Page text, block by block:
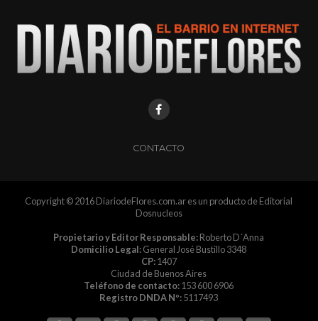
CONTACTO
Copyright © 2016 DiariodeFlores.com.ar es un producto de Editorial
Dosnucleos
Propietario y Editor Responsable:Roberto D´Anna
Domicilio Legal:General José Bustillo 3348
CP:1407
Ciudad de Buenos Aires
Teléfono de contacto:153 600 6906
Registro DNDA Nº:5117493